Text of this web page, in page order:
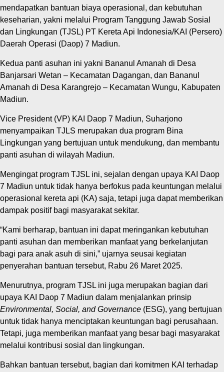
mendapatkan bantuan biaya operasional, dan kebutuhan
keseharian, yakni melalui Program Tanggung Jawab Sosial
dan Lingkungan (TJSL) PT Kereta Api Indonesia/KAI (Persero)
Daerah Operasi (Daop) 7 Madiun.
Kedua panti asuhan ini yakni Bananul Amanah di Desa
Banjarsari Wetan – Kecamatan Dagangan, dan Bananul
Amanah di Desa Karangrejo – Kecamatan Wungu, Kabupaten
Madiun.
Vice President (VP) KAI Daop 7 Madiun, Suharjono
menyampaikan TJLS merupakan dua program Bina
Lingkungan yang bertujuan untuk mendukung, dan membantu
panti asuhan di wilayah Madiun.
Mengingat program TJSL ini, sejalan dengan upaya KAI Daop
7 Madiun untuk tidak hanya berfokus pada keuntungan melalui
operasional kereta api (KA) saja, tetapi juga dapat memberikan
dampak positif bagi masyarakat sekitar.
“Kami berharap, bantuan ini dapat meringankan kebutuhan
panti asuhan dan memberikan manfaat yang berkelanjutan
bagi para anak asuh di sini,” ujarnya seusai kegiatan
penyerahan bantuan tersebut, Rabu 26 Maret 2025.
Menurutnya, program TJSL ini juga merupakan bagian dari
upaya KAI Daop 7 Madiun dalam menjalankan prinsip
Environmental, Social, and Governance (ESG), yang bertujuan
untuk tidak hanya menciptakan keuntungan bagi perusahaan.
Tetapi, juga memberikan manfaat yang besar bagi masyarakat
melalui kontribusi sosial dan lingkungan.
Bahkan bantuan tersebut, bagian dari komitmen KAI terhadap